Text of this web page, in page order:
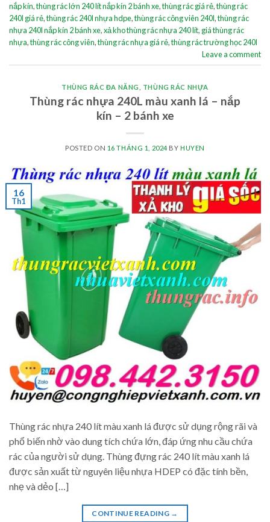
nắp kín,thùng rác lớn 240 lít nắp kín 2 bánh xe,thùng rác giá rẻ,thùng rác
240l giá rẻ,thùng rác 240l nhựa hdpe,thùng rác công viên 240l,thùng rác
nhựa 240l nắp kín 2 bánh xe,xả kho thùng rác nhựa 240 lít, giá thùng rác
nhựa,thùng rác công viên,thùng rác nhựa giá rẻ,thùng rác trường học 240l
Leave a comment
THÙNG RÁC ĐA NĂNG THÙNG RÁC NHỰA
Thùng rác nhựa 240L màu xanh lá – nắp
kín – 2 bánh xe
POSTED ON 16 THÁNG 1, 2024BY HUYEN
16
Th1
Thùng rác nhựa 240 lít màu xanh lá được sử dụng rộng rãi và
phổ biến nhờ vào dung tích chứa lớn, đáp ứng nhu cầu chứa
rác của người sử dụng. Thùng đựng rác 240 lít màu xanh lá
được sản xuất từ nguyên liệu nhựa HDEP có đặc tính bền,
nhẹ và dẻo […]
CONTINUE READING →